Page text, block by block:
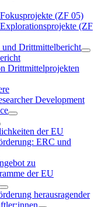
(ZF 05)
(ZF
Drittmittelbericht
Drittmittelprojekten
Development
der EU
ERC und
zu
der EU
herausragender